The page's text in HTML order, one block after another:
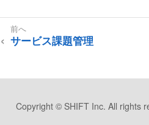
サービス課題管理
Copyright © SHIFT Inc. All rights